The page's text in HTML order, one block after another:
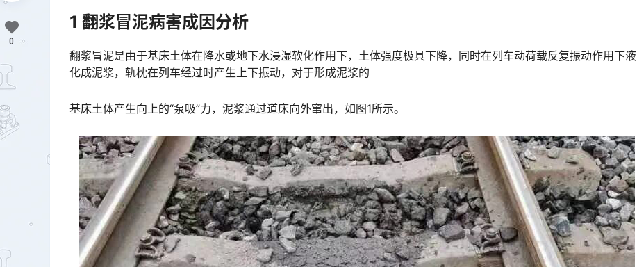
1 翻浆冒泥病害成因分析
翻浆冒泥是由于基床土体在降水或地下水浸湿软化作用下，土体强度极具下降，同时在列车动荷载反复振动作用下液
化成泥浆，轨枕在列车经过时产生上下振动，对于形成泥浆的
基床土体产生向上的“泵吸”力，泥浆通过道床向外窜出，如图1所示。
0